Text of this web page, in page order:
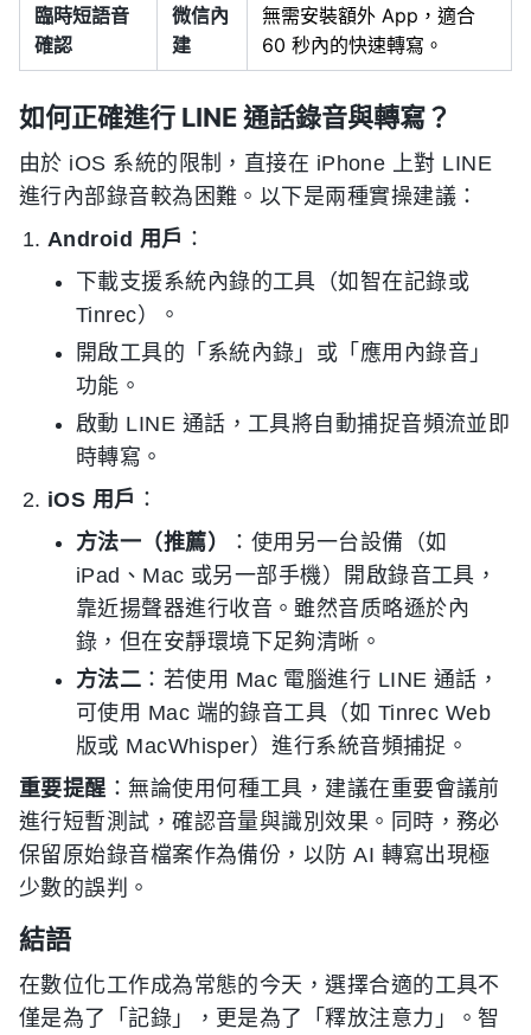
臨時短語音
確認
微信內
建
無需安裝額外 App，適合
60 秒內的快速轉寫。
如何正確進行 LINE 通話錄音與轉寫？
由於 iOS 系統的限制，直接在 iPhone 上對 LINE
進行內部錄音較為困難。以下是兩種實操建議：
Android 用戶 ：
下載支援系統內錄的工具（如智在記錄或
Tinrec）。
開啟工具的「系統內錄」或「應用內錄音」
功能。
啟動 LINE 通話，工具將自動捕捉音頻流並即
時轉寫。
iOS 用戶 ：
方法一（推薦）
：使用另一台設備（如
iPad、Mac 或另一部手機）開啟錄音工具，
靠近揚聲器進行收音。雖然音质略遜於內
錄，但在安靜環境下足夠清晰。
方法二 ：若使用 Mac 電腦進行 LINE 通話，
可使用 Mac 端的錄音工具（如 Tinrec Web
版或 MacWhisper）進行系統音頻捕捉。
重要提醒 ：無論使用何種工具，建議在重要會議前
進行短暫測試，確認音量與識別效果。同時，務必
保留原始錄音檔案作為備份，以防 AI 轉寫出現極
少數的誤判。
結語
在數位化工作成為常態的今天，選擇合適的工具不
僅是為了「記錄」，更是為了「釋放注意力」。智